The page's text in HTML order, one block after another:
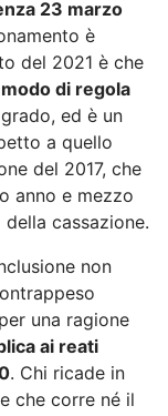
23 marzo
è
del 2021 è che
di regola
ed è un
a quello
del 2017, che
anno e mezzo
cassazione.
non
una ragione
ai reati
. Chi ricade in
che corre né il